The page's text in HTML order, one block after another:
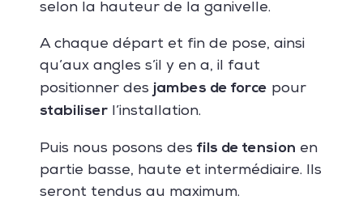
selon la hauteur de la ganivelle.
A chaque départ et fin de pose, ainsi
qu’aux angles s’il y en a, il faut
positionner des jambes de force pour
stabiliserl’installation.
Puis nous posons des fils de tension en
partie basse, haute et intermédiaire. Ils
seront tendus au maximum.